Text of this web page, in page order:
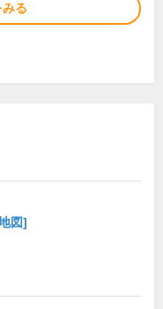
る
図]